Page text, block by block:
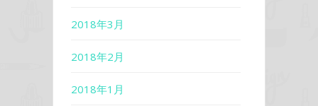
2018年3月
2018年2月
2018年1月